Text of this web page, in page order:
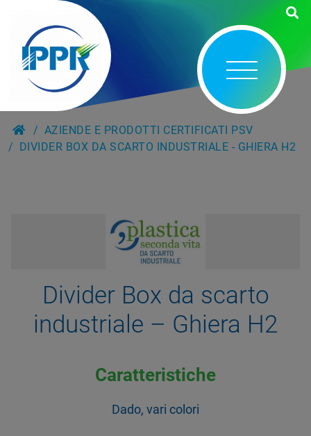
AZIENDE E PRODOTTI CERTIFICATI PSV
DIVIDER BOX DA SCARTO INDUSTRIALE - GHIERA H2
Divider Box da scarto
industriale – Ghiera H2
Caratteristiche
Dado, vari colori